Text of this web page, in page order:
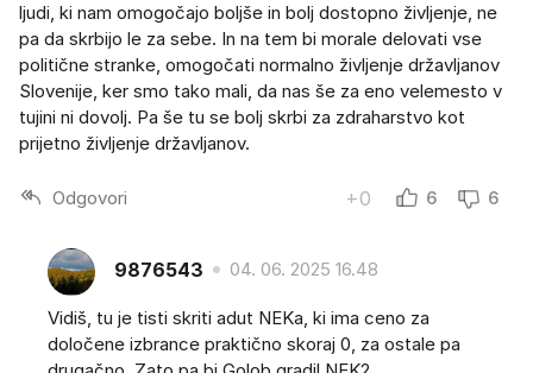
ljudi, ki nam omogočajo boljše in bolj dostopno življenje, ne
pa da skrbijo le za sebe. In na tem bi morale delovati vse
politične stranke, omogočati normalno življenje državljanov
Slovenije, ker smo tako mali, da nas še za eno velemesto v
tujini ni dovolj. Pa še tu se bolj skrbi za zdraharstvo kot
prijetno življenje državljanov.
Odgovori +0 6 6
9876543 04. 06. 2025 16.48
Vidiš, tu je tisti skriti adut NEKa, ki ima ceno za
določene izbrance praktično skoraj 0, za ostale pa